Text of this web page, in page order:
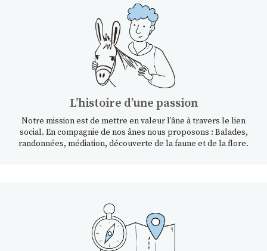
Lʼhistoire dʼune passion
Notre mission est de mettre en valeur l’âne à travers le lien
social. En compagnie de nos ânes nous proposons : Balades,
randonnées, médiation, découverte de la faune et de la flore.